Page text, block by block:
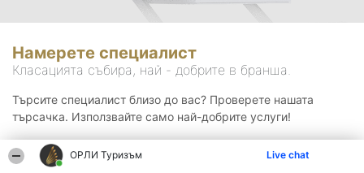
ОРЛИ Туризъм Live chat
Намерете специалист
Класацията събира, най - добрите в бранша.
Търсите специалист близо до вас? Проверете нашата
търсачка. Използвайте само най-добрите услуги!